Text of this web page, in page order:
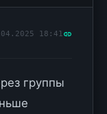
18:41
группы